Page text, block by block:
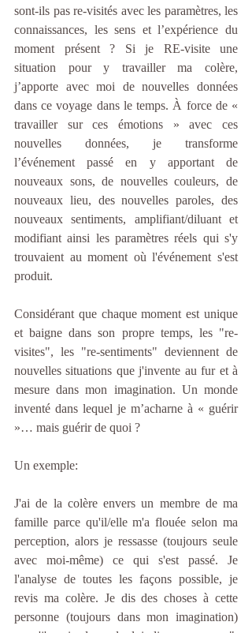
sont-ils pas re-visités avec les paramètres, les
connaissances, les sens et l’expérience du
moment présent ? Si je RE-visite une
situation pour y travailler ma colère,
j’apporte avec moi de nouvelles données
dans ce voyage dans le temps. À force de «
travailler sur ces émotions » avec ces
nouvelles données, je transforme
l’événement passé en y apportant de
nouveaux sons, de nouvelles couleurs, de
nouveaux lieu, des nouvelles paroles, des
nouveaux sentiments, amplifiant/diluant et
modifiant ainsi les paramètres réels qui s'y
trouvaient au moment où l'événement s'est
produit.
Considérant que chaque moment est unique
et baigne dans son propre temps, les "re-
visites", les "re-sentiments" deviennent de
nouvelles situations que j'invente au fur et à
mesure dans mon imagination. Un monde
inventé dans lequel je m’acharne à « guérir
»… mais guérir de quoi ?
Un exemple:
J'ai de la colère envers un membre de ma
famille parce qu'il/elle m'a flouée selon ma
perception, alors je ressasse (toujours seule
avec moi-même) ce qui s'est passé. Je
l'analyse de toutes les façons possible, je
revis ma colère. Je dis des choses à cette
personne (toujours dans mon imagination)